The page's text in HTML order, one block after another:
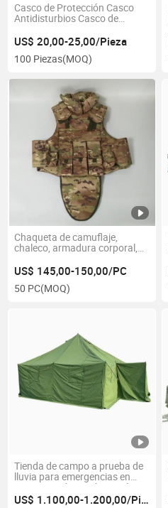
Casco de Protección Casco
Antidisturbios Casco de
Táctico Protector de Cabeza
US$ 20,00-25,00/Pieza
100 Piezas(MOQ)
Chaqueta de camuflaje,
chaleco, armadura corporal,
US$ 145,00-150,00/PC
50 PC(MOQ)
Tienda de campo a prueba de
lluvia para emergencias en
Oriente Medio, estilo simple
con poste central
US$ 1.100,00-1.200,00/Pieza